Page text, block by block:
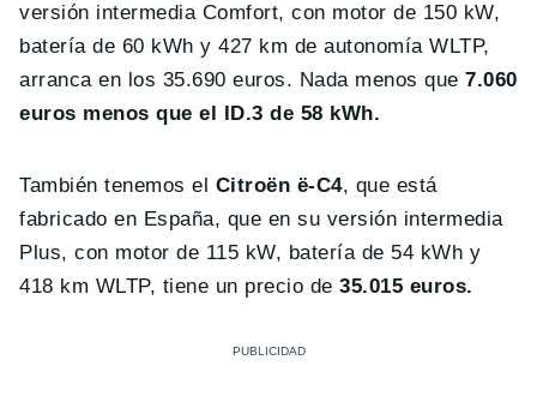
versión intermedia Comfort, con motor de 150 kW,
batería de 60 kWh y 427 km de autonomía WLTP,
arranca en los 35.690 euros. Nada menos que 7.060
euros menos que el ID.3 de 58 kWh.
También tenemos el Citroën ë-C4, que está
fabricado en España, que en su versión intermedia
Plus, con motor de 115 kW, batería de 54 kWh y
418 km WLTP, tiene un precio de35.015 euros.